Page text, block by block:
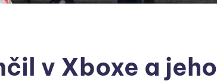
v Xboxe a jeho